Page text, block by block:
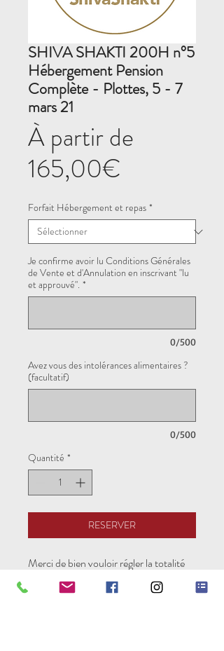
SHIVA SHAKTI 200H n°5
Hébergement Pension
Complète - Plottes, 5 - 7
mars 21
À partir de
165,00€
Forfait Hébergement et repas *
Je confirme avoir lu Conditions Générales
de Vente et d'Annulation en inscrivant "lu
et approuvé". *
0/500
Avez vous des intolérances alimentaires ?
(facultatif)
0/500
Quantité *
RESERVER
Merci de bien vouloir régler la totalité
de chaque module.